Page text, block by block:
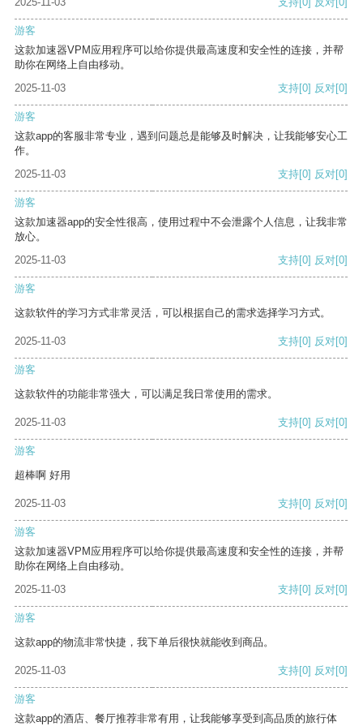
游客
这款加速器VPM应用程序可以给你提供最高速度和安全性的连接，并帮
助你在网络上自由移动。
2025-11-03
支持[0] 反对[0]
游客
这款app的客服非常专业，遇到问题总是能够及时解决，让我能够安心工
作。
2025-11-03
支持[0] 反对[0]
游客
这款加速器app的安全性很高，使用过程中不会泄露个人信息，让我非常
放心。
2025-11-03
支持[0] 反对[0]
游客
这款软件的学习方式非常灵活，可以根据自己的需求选择学习方式。
2025-11-03 支持[0] 反对[0]
游客
这款软件的功能非常强大，可以满足我日常使用的需求。
2025-11-03 支持[0] 反对[0]
游客
超棒啊 好用
2025-11-03 支持[0] 反对[0]
游客
这款加速器VPM应用程序可以给你提供最高速度和安全性的连接，并帮
助你在网络上自由移动。
2025-11-03
支持[0] 反对[0]
游客
这款app的物流非常快捷，我下单后很快就能收到商品。
2025-11-03 支持[0] 反对[0]
游客
这款app的酒店、餐厅推荐非常有用，让我能够享受到高品质的旅行体